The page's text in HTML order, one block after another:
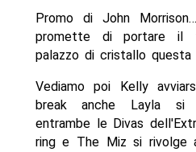
Promo di John
promette di portare il
palazzo di cristallo
Vediamo poi Kelly
break anche Layla si
entrambe le Divas
ring e The Miz si rivolge